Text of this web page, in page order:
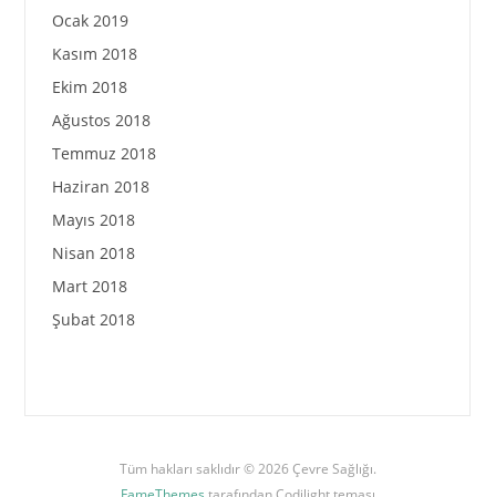
Ocak 2019
Kasım 2018
Ekim 2018
Ağustos 2018
Temmuz 2018
Haziran 2018
Mayıs 2018
Nisan 2018
Mart 2018
Şubat 2018
Tüm hakları saklıdır © 2026 Çevre Sağlığı.